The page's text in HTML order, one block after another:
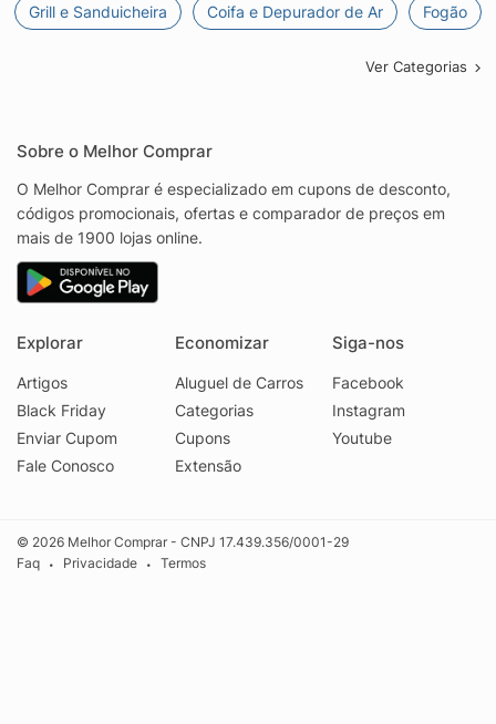
Grill e Sanduicheira Coifa e Depurador de Ar Fogão
Ver Categorias
Sobre o Melhor Comprar
O Melhor Comprar é especializado em cupons de desconto,
códigos promocionais, ofertas e comparador de preços em
mais de 1900 lojas online.
Explorar
Artigos
Black Friday
Enviar Cupom
Fale Conosco
Economizar
Aluguel de Carros
Categorias
Cupons
Extensão
Siga-nos
Facebook
Instagram
Youtube
© 2026 Melhor Comprar - CNPJ 17.439.356/0001-29
Faq
• Privacidade • Termos